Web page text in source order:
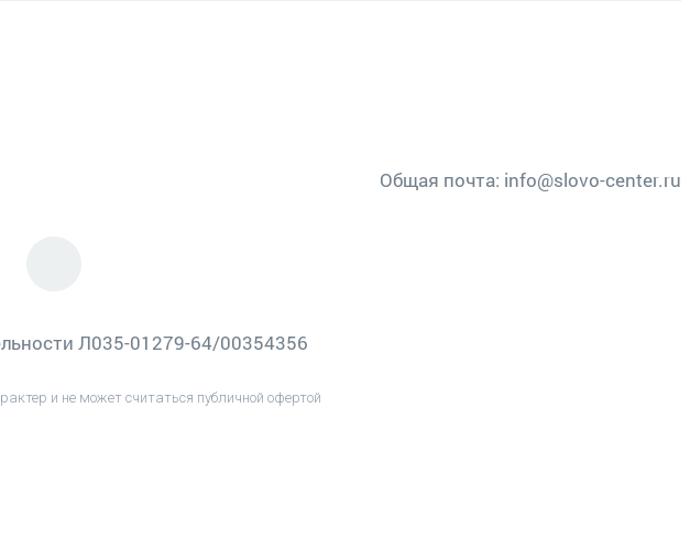
Общая почта: info@slovo-center.ru
Л035-01279-64/00354356
и не может считаться публичной офертой